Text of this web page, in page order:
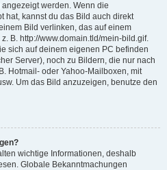
werden. Wenn die
hat, kannst du das Bild auch direkt
Bild verlinken, das auf einem
B. http://www.domain.tld/mein-bild.gif.
sich auf deinem eigenen PC befinden
Server), noch zu Bildern, die nur nach
Hotmail- oder Yahoo-Mailboxen, mit
Um das Bild anzuzeigen, benutze den
wichtige Informationen, deshalb
Globale Bekanntmachungen